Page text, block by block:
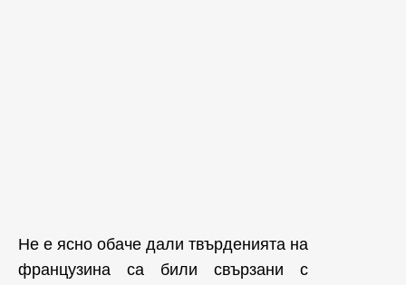
Не е ясно обаче дали твърденията на
французина са били свързани с